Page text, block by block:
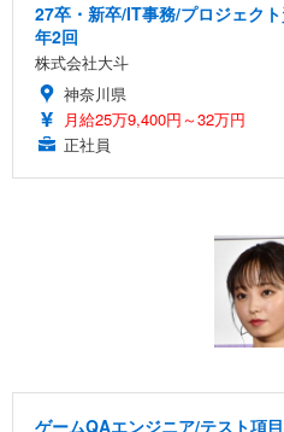
27卒・新卒/IT事務/プロジェク
年2回
株式会社大斗
神奈川県
月給25万9,400円～32万円
正社員
ゲームQAエンジニア/テスト項